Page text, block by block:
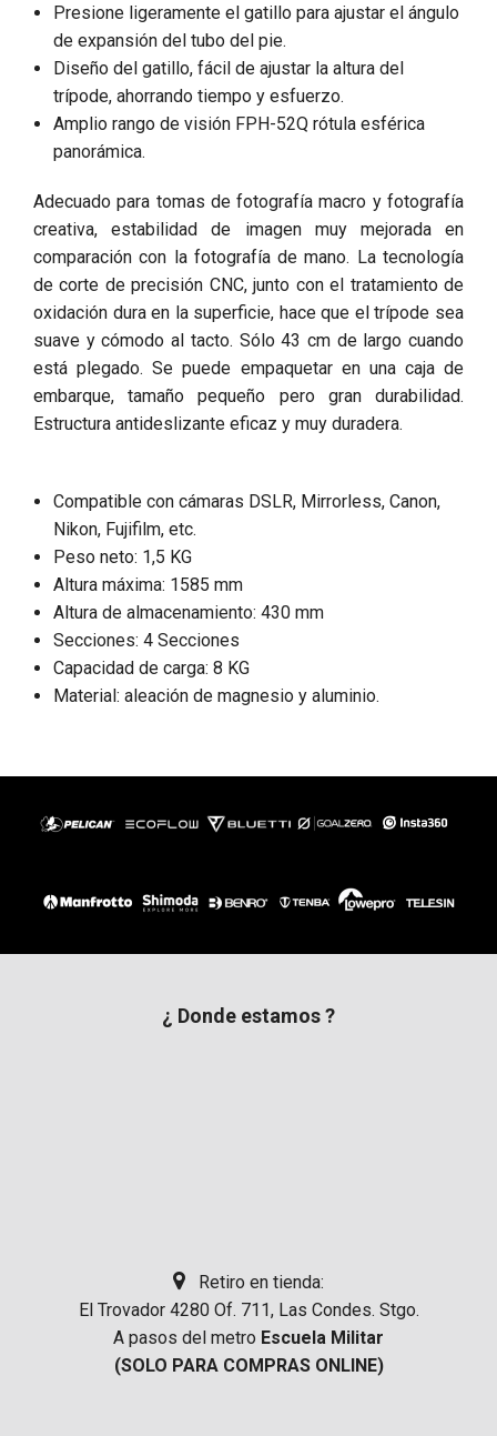
Presione ligeramente el gatillo para ajustar el ángulo
de expansión del tubo del pie.
Diseño del gatillo, fácil de ajustar la altura del
trípode, ahorrando tiempo y esfuerzo.
Amplio rango de visión FPH-52Q rótula esférica
panorámica.
Adecuado para tomas de fotografía macro y fotografía
creativa, estabilidad de imagen muy mejorada en
comparación con la fotografía de mano. La tecnología
de corte de precisión CNC, junto con el tratamiento de
oxidación dura en la superficie, hace que el trípode sea
suave y cómodo al tacto. Sólo 43 cm de largo cuando
está plegado. Se puede empaquetar en una caja de
embarque, tamaño pequeño pero gran durabilidad.
Estructura antideslizante eficaz y muy duradera.
Compatible con cámaras DSLR, Mirrorless, Canon,
Nikon, Fujifilm, etc.
Peso neto: 1,5 KG
Altura máxima: 1585 mm
Altura de almacenamiento: 430 mm
Secciones: 4 Secciones
Capacidad de carga: 8 KG
Material: aleación de magnesio y aluminio.
¿ Donde estamos ?
Retiro en tienda:
El Trovador 4280 Of. 711, Las Condes. Stgo.
A pasos del metro Escuela Militar
(SOLO PARA COMPRAS ONLINE)